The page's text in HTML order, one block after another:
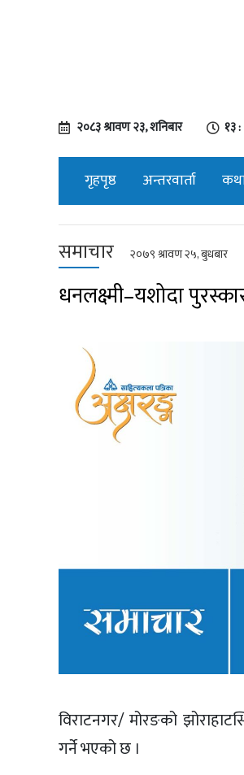
२०८३ श्रावण २३, शनिबार १३
गृहपृष्ठ अन्तरवार्ता
समाचार २०७९ श्रावण २५, बुधबार
धनलक्ष्मी–यशोदा
विराटनगर/ मोरङको
गर्ने भएको छ ।